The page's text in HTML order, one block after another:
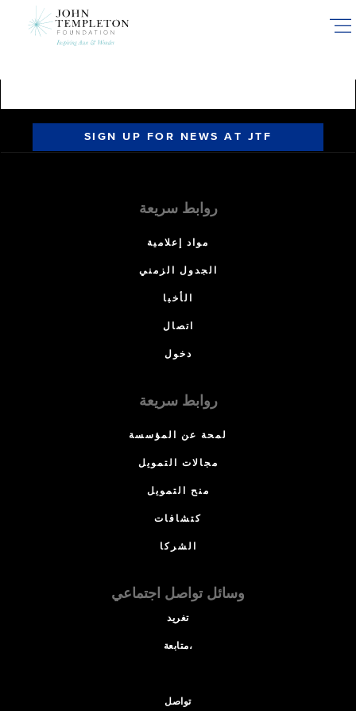
SIGN UP FOR NEWS AT JTF
روابط سريعة
مواد إعلامية
الجدول الزمني
الأخبا
اتصال
دخول
روابط سريعة
لمحة عن المؤسسة
مجالات التمويل
منح التمويل
كتشافات
الشركا
وسائل تواصل اجتماعي
تغريد
متابعة،
تواصل